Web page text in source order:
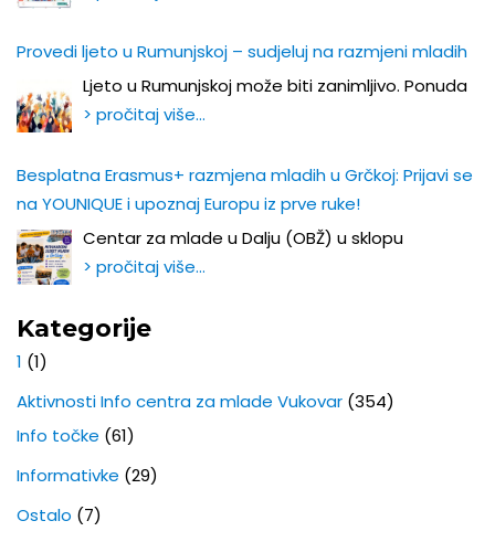
Provedi ljeto u Rumunjskoj – sudjeluj na razmjeni mladih
Ljeto u Rumunjskoj može biti zanimljivo. Ponuda
> pročitaj više…
Besplatna Erasmus+ razmjena mladih u Grčkoj: Prijavi se
na YOUNIQUE i upoznaj Europu iz prve ruke!
Centar za mlade u Dalju (OBŽ) u sklopu
> pročitaj više…
Kategorije
1 (1)
Aktivnosti Info centra za mlade Vukovar (354)
Info točke (61)
Informativke (29)
Ostalo (7)